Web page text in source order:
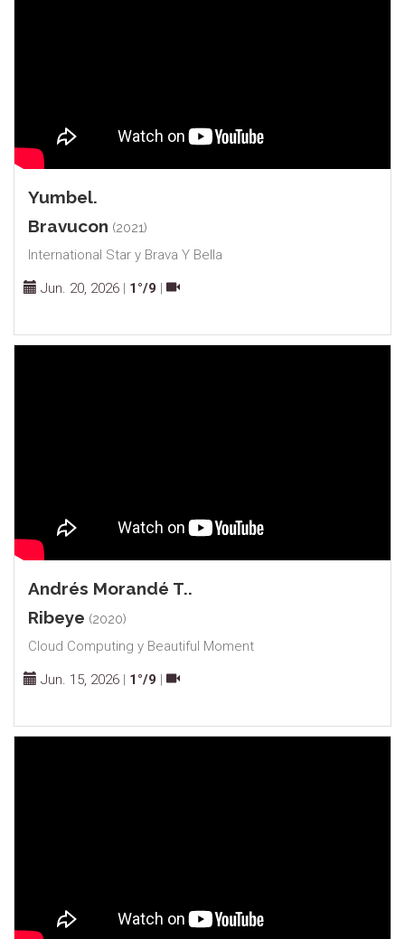
Yumbel.
Bravucon (2021)
International Star y Brava Y Bella
Jun. 20, 2026 | 1°/9 |
Andrés Morandé T..
Ribeye (2020)
Cloud Computing y Beautiful Moment
Jun. 15, 2026 | 1°/9 |